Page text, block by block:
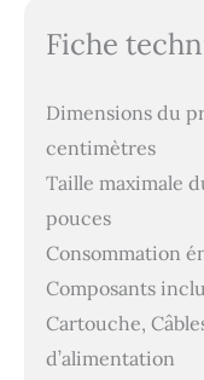
Fiche
Dimensions du
centimètres
Taille maximale
pouces
Consommation
Composants
Cartouche,
d’alimentation